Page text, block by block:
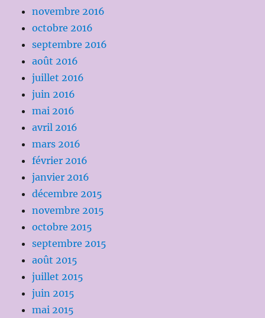
novembre 2016
octobre 2016
septembre 2016
août 2016
juillet 2016
juin 2016
mai 2016
avril 2016
mars 2016
février 2016
janvier 2016
décembre 2015
novembre 2015
octobre 2015
septembre 2015
août 2015
juillet 2015
juin 2015
mai 2015